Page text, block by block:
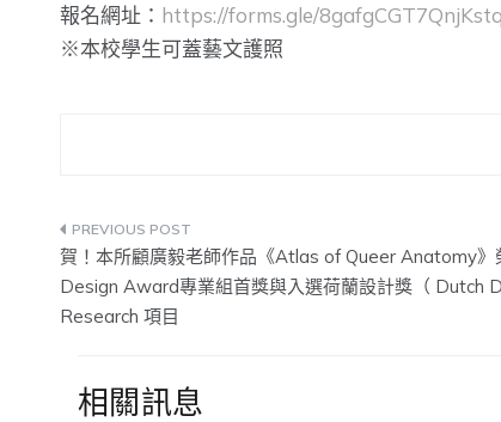
報名網址： https://forms.gle/
※本校學生可蓋藝文護照
文
章
導
覽
賀！本所顧廣毅老師作品《Atlas of Queer Anatomy
Design Award專業組首獎與入選荷蘭設計獎（ Dutch
Research 項目
相關訊息